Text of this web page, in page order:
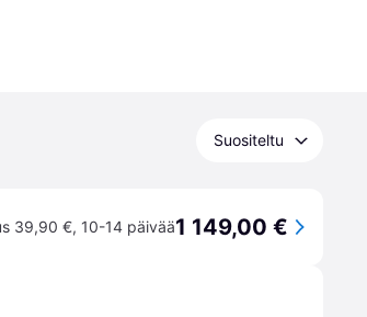
Suositeltu
39,90 €, 10-14 päivää1 149,00 €